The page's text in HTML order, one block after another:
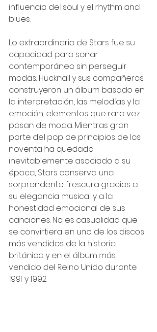
influencia del soul y el rhythm and
blues.
Lo extraordinario de Stars fue su
capacidad para sonar
contemporáneo sin perseguir
modas. Hucknall y sus compañeros
construyeron un álbum basado en
la interpretación, las melodías y la
emoción, elementos que rara vez
pasan de moda. Mientras gran
parte del pop de principios de los
noventa ha quedado
inevitablemente asociado a su
época, Stars conserva una
sorprendente frescura gracias a
su elegancia musical y a la
honestidad emocional de sus
canciones. No es casualidad que
se convirtiera en uno de los discos
más vendidos de la historia
británica y en el álbum más
vendido del Reino Unido durante
1991 y 1992.